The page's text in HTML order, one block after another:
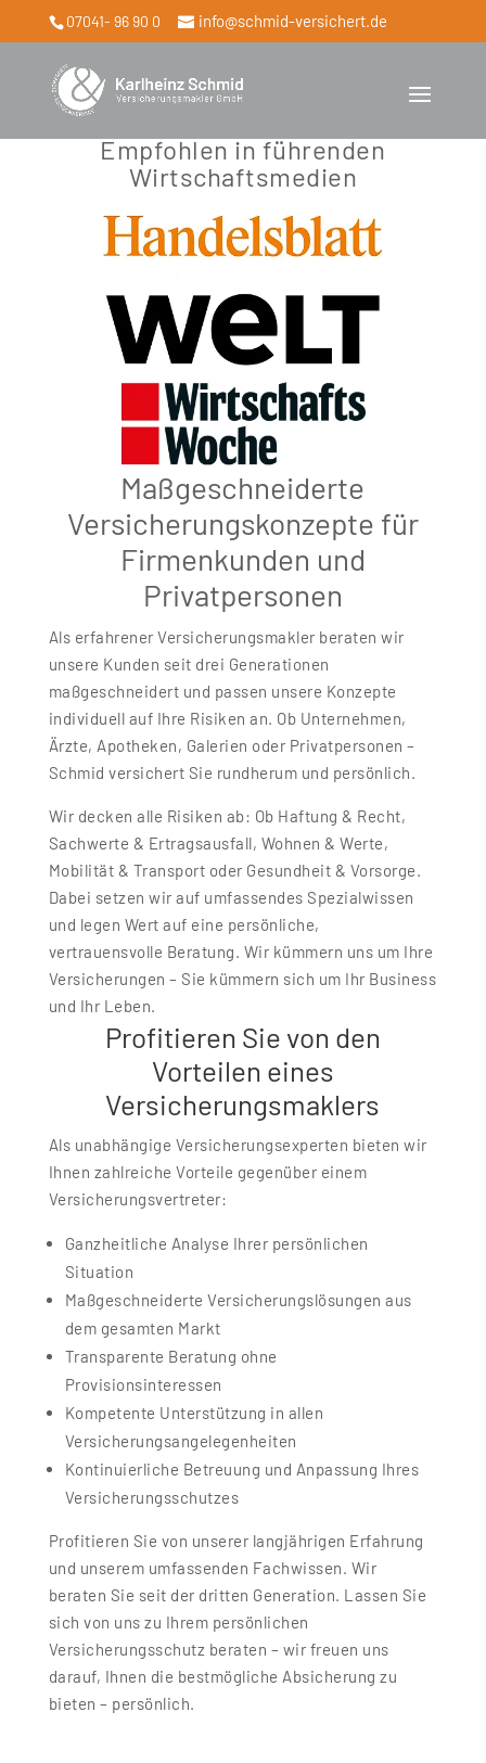
07041- 96 90 0 info@schmid-versichert.de
Empfohlen in führenden
Wirtschaftsmedien
Maßgeschneiderte
Versicherungskonzepte für
Firmenkunden und
Privatpersonen
Als erfahrener Versicherungsmakler beraten wir
unsere Kunden seit drei Generationen
maßgeschneidert und passen unsere Konzepte
individuell auf Ihre Risiken an. Ob Unternehmen,
Ärzte, Apotheken, Galerien oder Privatpersonen –
Schmid versichert Sie rundherum und persönlich.
Wir decken alle Risiken ab: Ob Haftung & Recht,
Sachwerte & Ertragsausfall, Wohnen & Werte,
Mobilität & Transport oder Gesundheit & Vorsorge.
Dabei setzen wir auf umfassendes Spezialwissen
und legen Wert auf eine persönliche,
vertrauensvolle Beratung. Wir kümmern uns um Ihre
Versicherungen – Sie kümmern sich um Ihr Business
und Ihr Leben.
Profitieren Sie von den
Vorteilen eines
Versicherungsmaklers
Als unabhängige Versicherungsexperten bieten wir
Ihnen zahlreiche Vorteile gegenüber einem
Versicherungsvertreter:
Ganzheitliche Analyse Ihrer persönlichen
Situation
Maßgeschneiderte Versicherungslösungen aus
dem gesamten Markt
Transparente Beratung ohne
Provisionsinteressen
Kompetente Unterstützung in allen
Versicherungsangelegenheiten
Kontinuierliche Betreuung und Anpassung Ihres
Versicherungsschutzes
Profitieren Sie von unserer langjährigen Erfahrung
und unserem umfassenden Fachwissen. Wir
beraten Sie seit der dritten Generation. Lassen Sie
sich von uns zu Ihrem persönlichen
Versicherungsschutz beraten – wir freuen uns
darauf, Ihnen die bestmögliche Absicherung zu
bieten – persönlich.